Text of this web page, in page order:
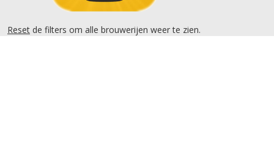
Reset de filters om alle brouwerijen weer te zien.